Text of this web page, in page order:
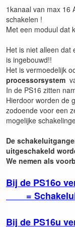
1kanaal van max 16
schakelen !
Met een moduul dat
Het is niet alleen dat
is ingebouwd!!
Het is vermoedelijk
processorsystem
In de PS16 zitten
Hierdoor worden de
zodoende voor een
mogelijke
De
uitgeschakeld
We nemen als
Bij de PS16o
=
Bij de PS16u